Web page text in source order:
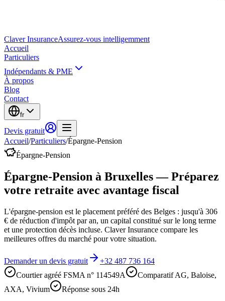
ClaverInsuranceAssurez-vous intelligemment
Accueil
Particuliers
Indépendants & PME
À propos
Blog
Contact
fr
Devis gratuit
Accueil/Particuliers/Épargne-Pension
Épargne-Pension
Épargne-Pension à Bruxelles — Préparez
votre retraite avec avantage fiscal
L'épargne-pension est le placement préféré des Belges : jusqu'à 306
€ de réduction d'impôt par an, un capital constitué sur le long terme
et une protection décès incluse. Claver Insurance compare les
meilleures offres du marché pour votre situation.
Demander un devis gratuit
+32 487 736 164
Courtier agréé FSMA n° 114549A
Comparatif AG, Baloise,
AXA, Vivium
Réponse sous 24h